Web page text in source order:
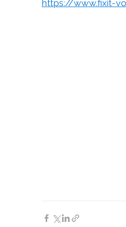
https://www.fixit-